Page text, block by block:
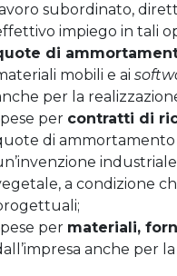
subordinato,
impiego in tali
di
mobili e ai
per la
per contratti di
di ammortamento
a condizione
per materiali,
anche per